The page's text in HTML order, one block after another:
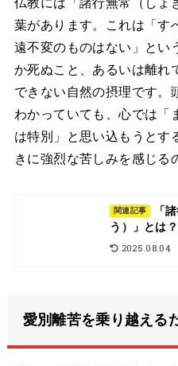
仏教には「諸行無常（しょ
葉があります。これは「す
遠不変のものはない」とい
か死ぬこと、あるいは離れ
できない自然の摂理です。
わかっていても、心では「
は特別」と思い込もうとす
きに強烈な苦しみを感じる
関連記事
「
う）」とは
2025.08.04
愛別離苦を乗り越える